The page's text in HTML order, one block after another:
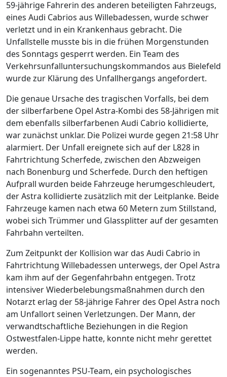
59-jährige Fahrerin des anderen beteiligten Fahrzeugs,
eines Audi Cabrios aus Willebadessen, wurde schwer
verletzt und in ein Krankenhaus gebracht. Die
Unfallstelle musste bis in die frühen Morgenstunden
des Sonntags gesperrt werden. Ein Team des
Verkehrsunfalluntersuchungskommandos aus Bielefeld
wurde zur Klärung des Unfallhergangs angefordert.
Die genaue Ursache des tragischen Vorfalls, bei dem
der silberfarbene Opel Astra-Kombi des 58-Jährigen mit
dem ebenfalls silberfarbenen Audi Cabrio kollidierte,
war zunächst unklar. Die Polizei wurde gegen 21:58 Uhr
alarmiert. Der Unfall ereignete sich auf der L828 in
Fahrtrichtung Scherfede, zwischen den Abzweigen
nach Bonenburg und Scherfede. Durch den heftigen
Aufprall wurden beide Fahrzeuge herumgeschleudert,
der Astra kollidierte zusätzlich mit der Leitplanke. Beide
Fahrzeuge kamen nach etwa 60 Metern zum Stillstand,
wobei sich Trümmer und Glassplitter auf der gesamten
Fahrbahn verteilten.
Zum Zeitpunkt der Kollision war das Audi Cabrio in
Fahrtrichtung Willebadessen unterwegs, der Opel Astra
kam ihm auf der Gegenfahrbahn entgegen. Trotz
intensiver Wiederbelebungsmaßnahmen durch den
Notarzt erlag der 58-jährige Fahrer des Opel Astra noch
am Unfallort seinen Verletzungen. Der Mann, der
verwandtschaftliche Beziehungen in die Region
Ostwestfalen-Lippe hatte, konnte nicht mehr gerettet
werden.
Ein sogenanntes PSU-Team, ein psychologisches